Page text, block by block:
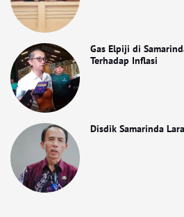
Gas Elpiji di
Terhadap Inflasi
Disdik Samarinda